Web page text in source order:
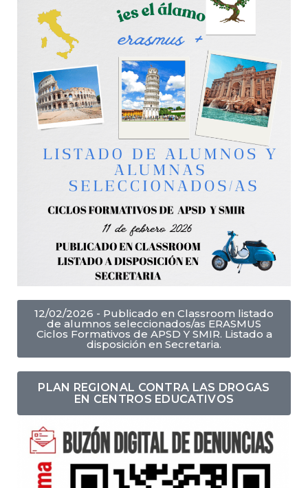
12/02/2026 - Publicado en Classroom listado
de alumnos seleccionados/as ERASMUS
Ciclos Formativos de APSD Y SMIR. Listado a
disposición en Secretaria.
PLAN REGIONAL CONTRA LAS DROGAS
EN CENTROS EDUCATIVOS